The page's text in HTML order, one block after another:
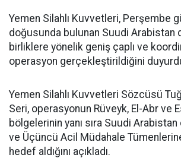
Yemen Silahlı Kuvvetleri, Perşembe
doğusunda bulunan Suudi Arabistan
birliklere yönelik geniş çaplı ve
operasyon gerçekleştirildiğini
Yemen Silahlı Kuvvetleri Sözcüsü
Seri, operasyonun Rüveyk, El-Abr ve
bölgelerinin yanı sıra Suudi
ve Üçüncü Acil Müdahale
hedef aldığını açıkladı.